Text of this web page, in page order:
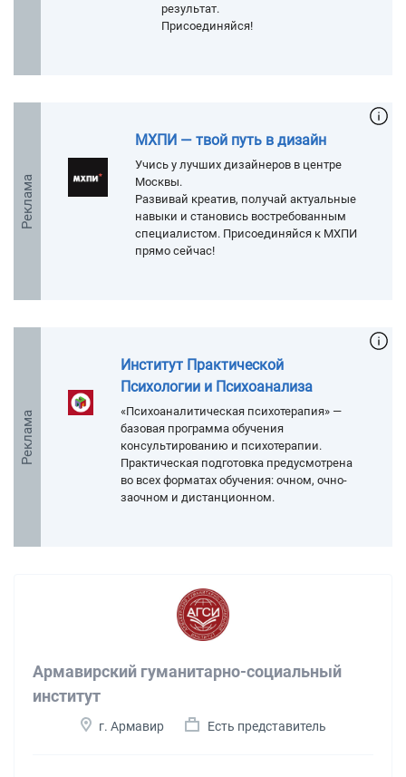
результат.
Присоединяйся!
Реклама
МХПИ — твой путь в дизайн
Учись у лучших дизайнеров в центре
Москвы.
Развивай креатив, получай актуальные
навыки и становись востребованным
специалистом. Присоединяйся к МХПИ
прямо сейчас!
Реклама
Институт Практической
Психологии и Психоанализа
«Психоаналитическая психотерапия» —
базовая программа обучения
консультированию и психотерапии.
Практическая подготовка предусмотрена
во всех форматах обучения: очном, очно-
заочном и дистанционном.
Армавирский гуманитарно-социальный
институт
г. Армавир Есть представитель